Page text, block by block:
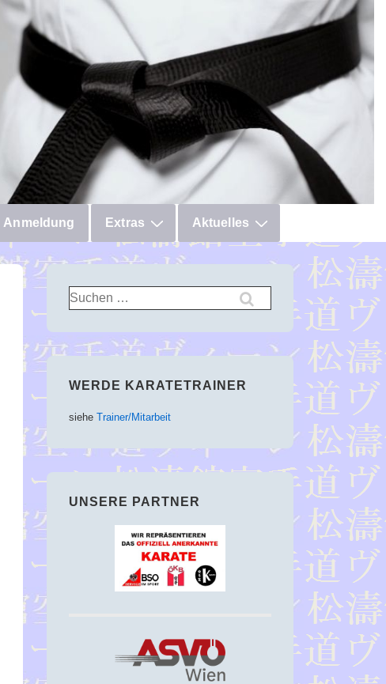
Anmeldung Extras Aktuelles
Suchen
nach:
WERDE KARATETRAINER
siehe Trainer/Mitarbeit
UNSERE PARTNER